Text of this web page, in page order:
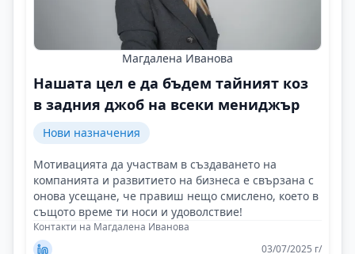
Магдалена Иванова
Нашата цел е да бъдем тайният коз
в задния джоб на всеки мениджър
Нови назначения
Мотивацията да участвам в създаването на
компанията и развитието на бизнеса е свързана с
онова усещане, че правиш нещо смислено, което в
същото време ти носи и удоволствие!
Контакти на Магдалена Иванова
03/07/2025 г/